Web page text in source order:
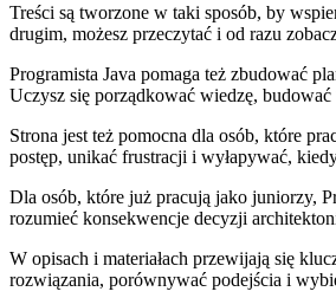
Treści są tworzone w taki sposób, by
drugim, możesz przeczytać i od razu
Programista Java pomaga też zbudować
Uczysz się porządkować wiedzę,
Strona jest też pomocna dla osób, które
postęp, unikać frustracji i wyłapywać,
Dla osób, które już pracują jako juniorzy,
rozumieć konsekwencje decyzji
W opisach i materiałach przewijają się
rozwiązania, porównywać podejścia i